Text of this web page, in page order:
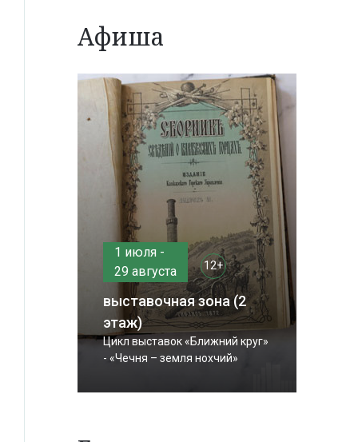
Афиша
1 июля -
29 августа
12+
выставочная зона (2
этаж)
Цикл выставок «Ближний круг»
- «Чечня – земля нохчий»